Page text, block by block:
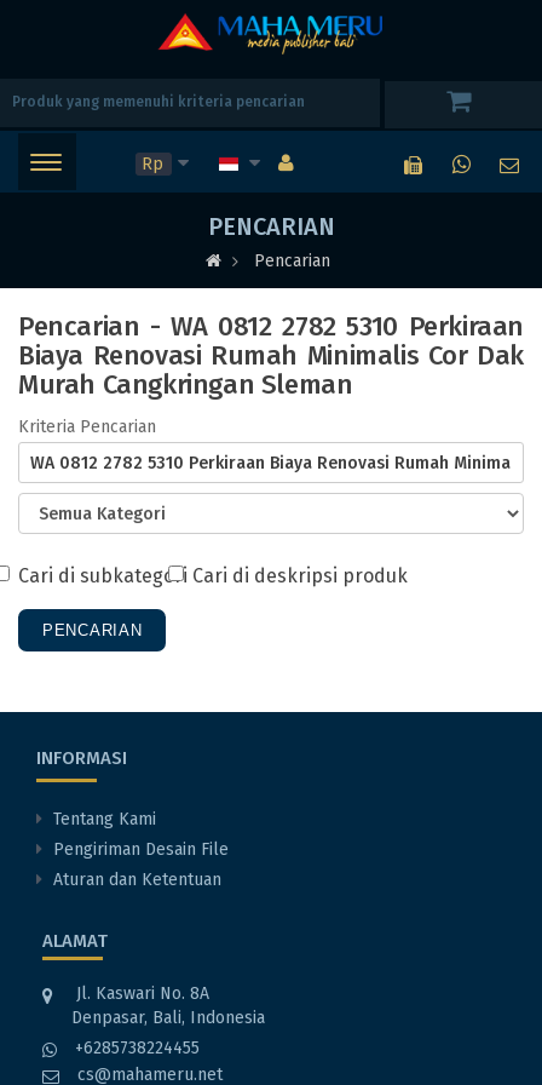
Rp
PENCARIAN
Pencarian
Pencarian - WA 0812 2782 5310 Perkiraan
Biaya Renovasi Rumah Minimalis Cor Dak
Murah Cangkringan Sleman
Kriteria Pencarian
Cari di subkategori Cari di deskripsi produk
INFORMASI
Tentang Kami
Pengiriman Desain File
Aturan dan Ketentuan
ALAMAT
Jl. Kaswari No. 8A
Denpasar, Bali, Indonesia
+6285738224455
cs@mahameru.net